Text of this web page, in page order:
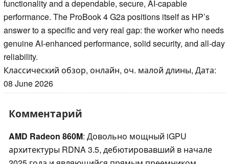
functionality and a dependable, secure, AI-capable
performance. The ProBook 4 G2a positions itself as HP’s
answer to a specific and very real gap: the worker who needs
genuine AI-enhanced performance, solid security, and all-day
reliability.
Классический обзор, онлайн, оч. малой длины, Дата:
08 June 2026
Комментарий
AMD Radeon 860M: Довольно мощный iGPU
архитектуры RDNA 3.5, дебютировавший в начале